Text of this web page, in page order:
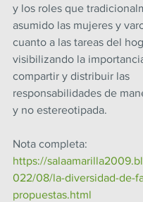
y los roles que
asumido las mujeres y
cuanto a las tareas del
visibilizando la
compartir y distribuir las
responsabilidades de
y no estereotipada.
Nota completa:
https://
022/08/la-diversidad-de-
propuestas.html